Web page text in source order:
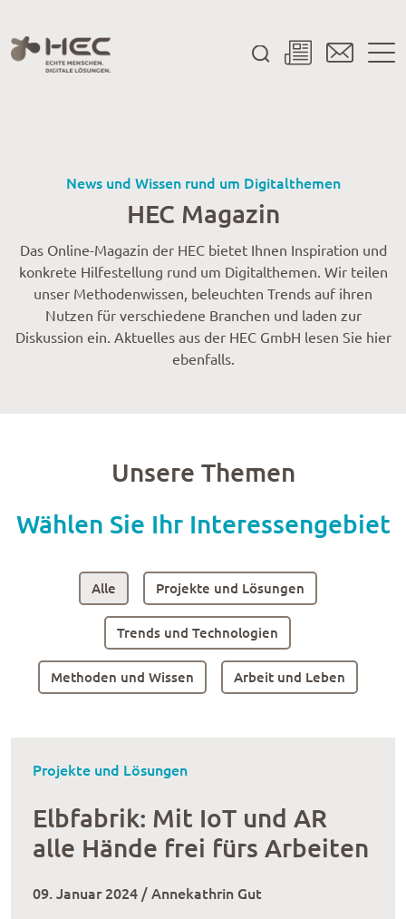
News und Wissen rund um Digitalthemen
HEC Magazin
Das Online-Magazin der HEC bietet Ihnen Inspiration und
konkrete Hilfestellung rund um Digitalthemen. Wir teilen
unser Methodenwissen, beleuchten Trends auf ihren
Nutzen für verschiedene Branchen und laden zur
Diskussion ein. Aktuelles aus der HEC GmbH lesen Sie hier
ebenfalls.
Unsere Themen
Wählen Sie Ihr Interessengebiet
Alle Projekte und Lösungen
Trends und Technologien
Methoden und Wissen Arbeit und Leben
Projekte und Lösungen
Elbfabrik: Mit IoT und AR
alle Hände frei fürs Arbeiten
09. Januar 2024 / Annekathrin Gut